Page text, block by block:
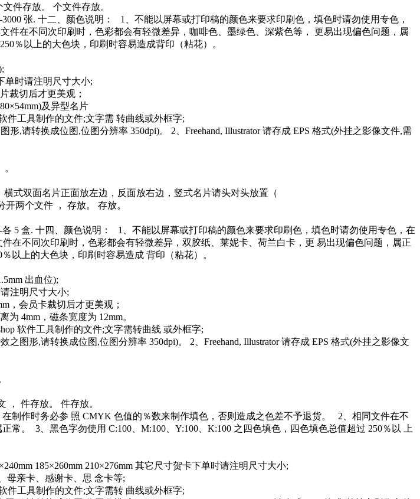
件存放。 个文件存放。
张. 十二、颜色说明： 1、不能以屏幕或打印稿的颜色来要求印刷色，填色时请勿使用专色，
在不同次印刷时，色彩都会有轻微差异，咖啡色、墨绿色、深紫色等， 更易出现偏色问题，属
％以上的大色块，印刷时容易造成背印（粘花）。
单时请注明尺寸大小;
裁切后才更美观；
及异型名片
件工具制作的文件;文字需 转曲线或外框字;
,请转换成位图,位图分辨率 350dpi)。 2、Freehand, Illustrator 请存成 EPS 格式(外挂之影像文件,需
。
式双面名片正面放左边，反面放右边，竖式名片请头对头放置（
开两个文件 ， 存放。 存放。
5 盒. 十四、颜色说明： 1、不能以屏幕或打印稿的颜色来要求印刷色，填色时请勿使用专色，在
不同次印刷时，色彩都会有轻微差异，双胶纸、莱妮卡、荷兰白卡，更 易出现偏色问题，属正
以上的大色块，印刷时容易造成 背印（粘花）。
出血位);
注明尺寸大小;
，会员卡裁切后才更美观；
为 4mm，磁条宽度为 12mm。
软件工具制作的文件;文字需转曲线 或外框字;
图形,请转换成位图,位图分辨率 350dpi)。 2、Freehand, Illustrator 请存成 EPS 格式(外挂之影像文
， 件存放。 件存放。
制作时务必参 照 CMYK 色值的％数来制作填色，否则造成之色差不予退货。 2、相同文件在不
。 3、黑色字勿使用 C:100、M:100、Y:100、K:100 之四色填色，四色填色总值超过 250％以 上
185×260mm 210×276mm 其它尺寸贺卡下单时请注明尺寸大小;
母亲卡、感谢卡、思 念卡等;
件工具制作的文件;文字需转 曲线或外框字;